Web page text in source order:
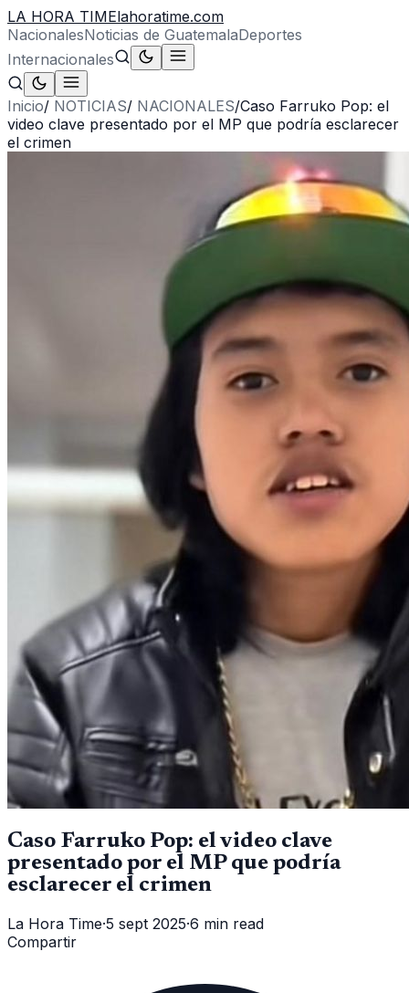
LA HORA TIMElahoratime.com
NacionalesNoticias de GuatemalaDeportes
Internacionales
Inicio/ NOTICIAS/ NACIONALES/Caso Farruko Pop: el
video clave presentado por el MP que podría esclarecer
el crimen
Caso Farruko Pop: el video clave
presentado por el MP que podría
esclarecer el crimen
La Hora Time·5 sept 2025·6 min read
Compartir